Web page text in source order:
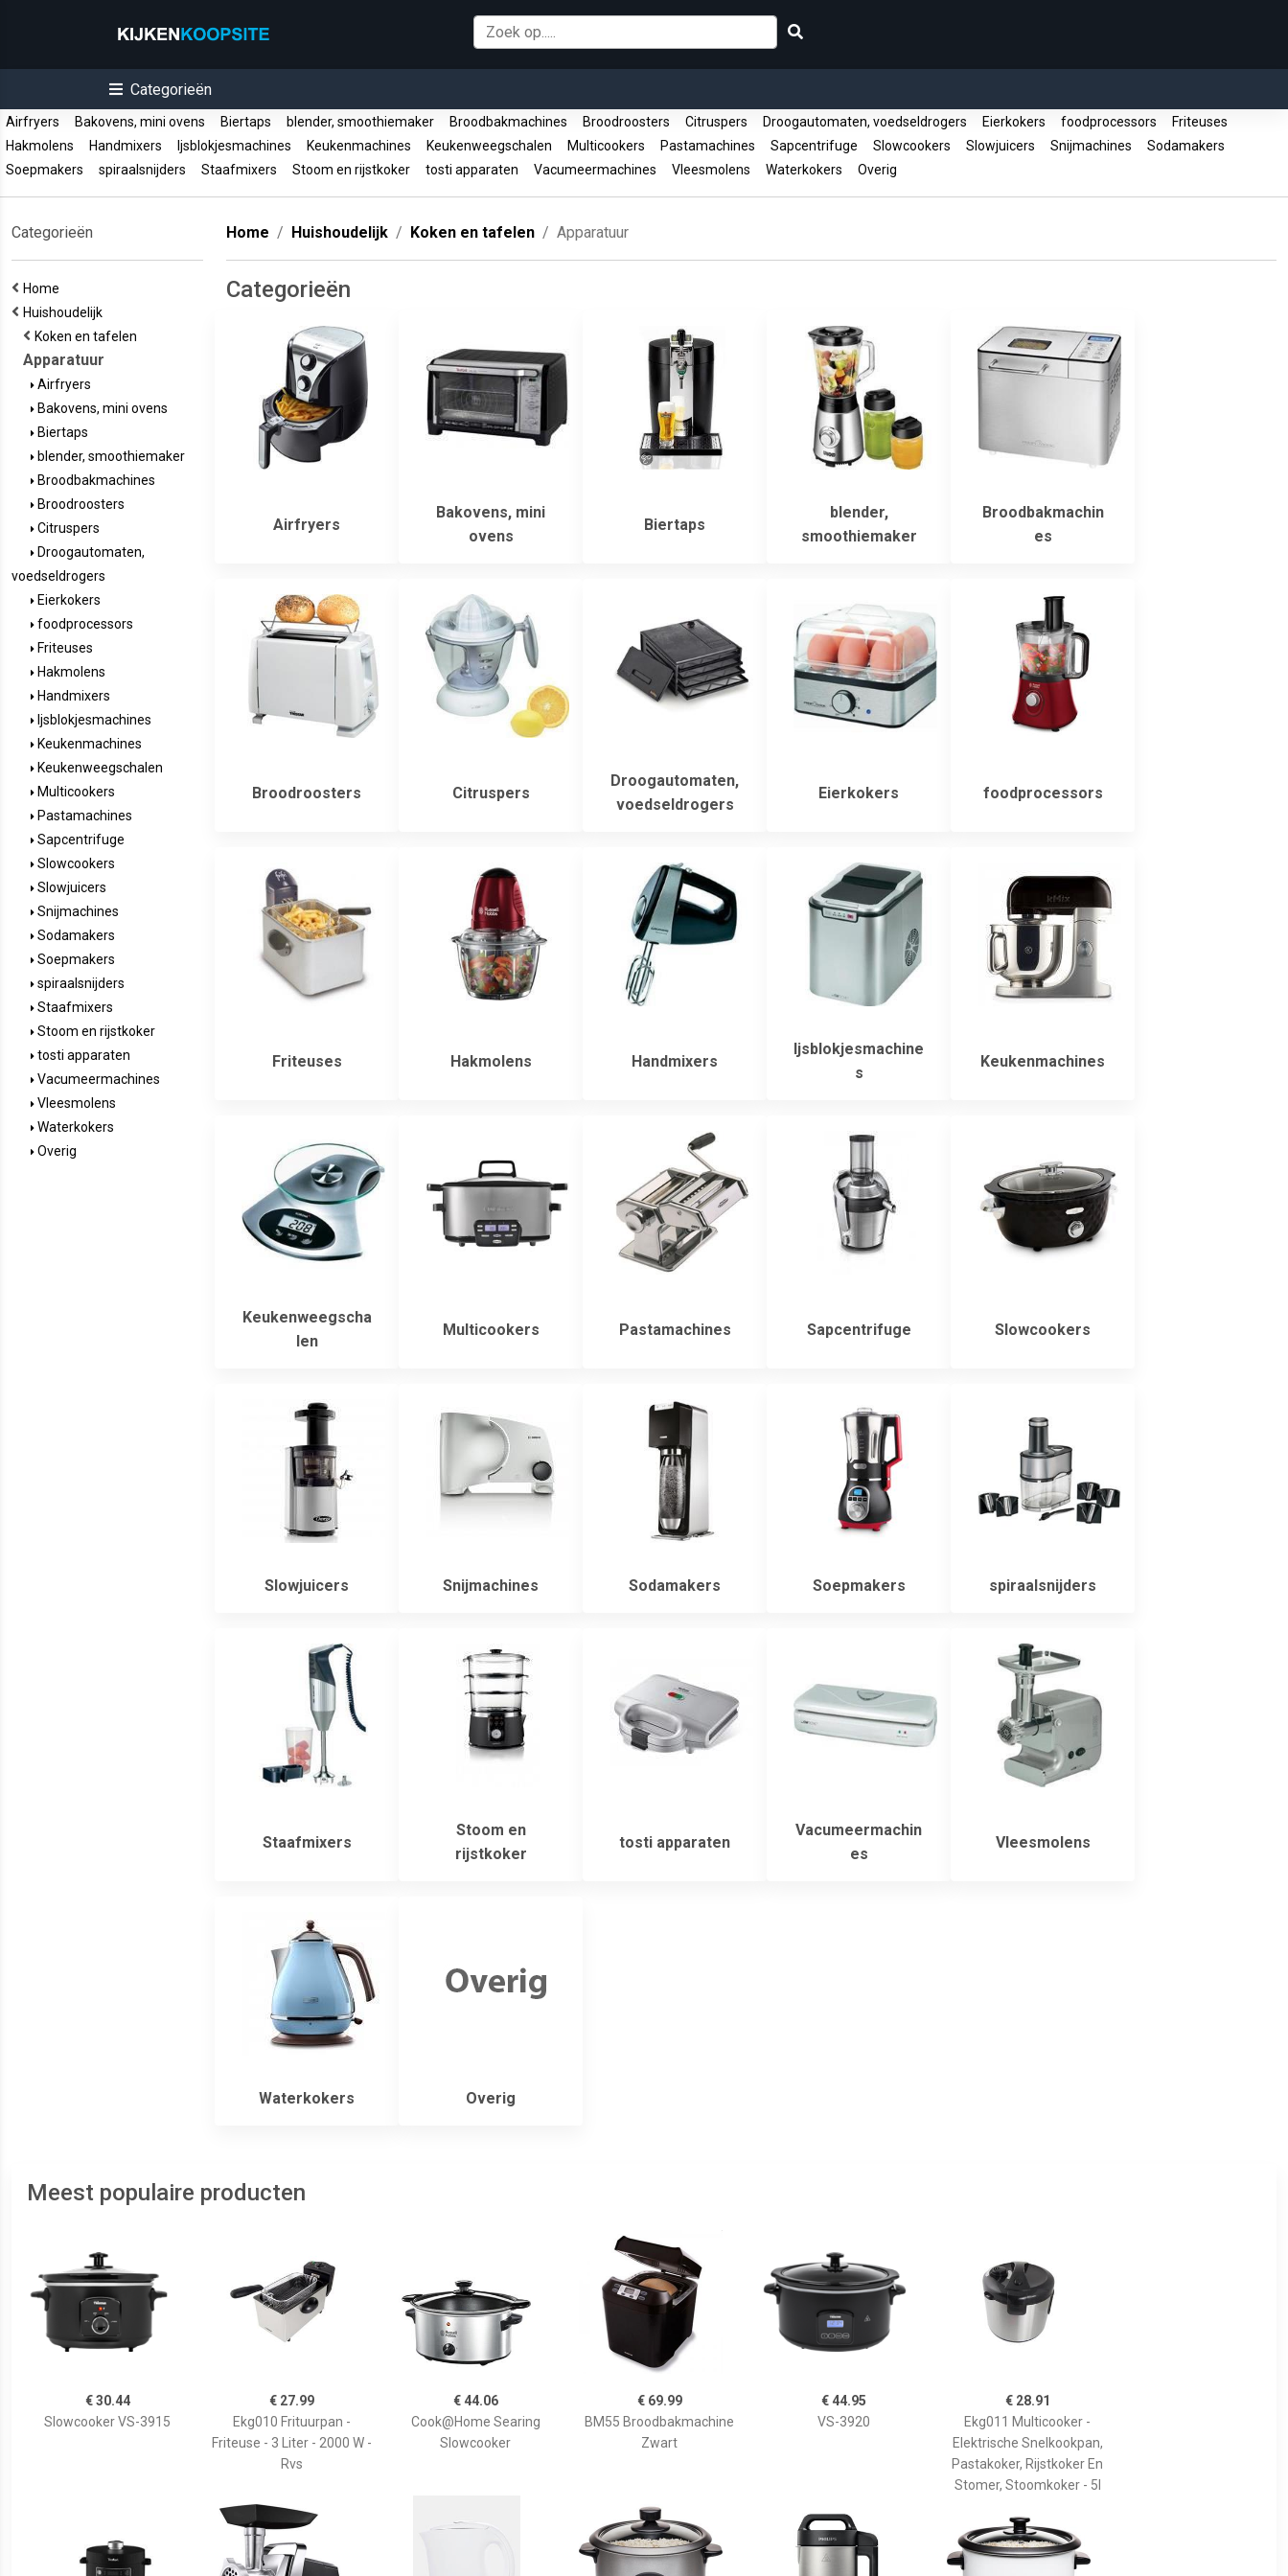
Categorieën
Airfryers Bakovens, mini ovens Biertaps blender, smoothiemaker Broodbakmachines Broodroosters Citruspers Droogautomaten, voedseldrogers Eierkokers foodprocessors
Friteuses
Hakmolens
Handmixers Ijsblokjesmachines Keukenmachines Keukenweegschalen Multicookers Pastamachines Sapcentrifuge Slowcookers Slowjuicers Snijmachines
Sodamakers
Soepmakers
spiraalsnijders Staafmixers Stoom en rijstkoker tosti apparaten Vacumeermachines Vleesmolens Waterkokers Overig
Categorieën
Home
Huishoudelijk
Koken en tafelen
Apparatuur
Airfryers
Bakovens, mini ovens
Biertaps
blender, smoothiemaker
Broodbakmachines
Broodroosters
Citruspers
Droogautomaten,
voedseldrogers
Eierkokers
foodprocessors
Friteuses
Hakmolens
Handmixers
Ijsblokjesmachines
Keukenmachines
Keukenweegschalen
Multicookers
Pastamachines
Sapcentrifuge
Slowcookers
Slowjuicers
Snijmachines
Sodamakers
Soepmakers
spiraalsnijders
Staafmixers
Stoom en rijstkoker
tosti apparaten
Vacumeermachines
Vleesmolens
Waterkokers
Overig
Home Huishoudelijk Koken en tafelen Apparatuur
Categorieën
Airfryers
Bakovens, mini
ovens
Biertaps
blender,
smoothiemaker
Broodbakmachin
es
Broodroosters Citruspers
Droogautomaten,
voedseldrogers
Eierkokers foodprocessors
Friteuses Hakmolens Handmixers
Ijsblokjesmachine
s
Keukenmachines
Keukenweegscha
len
Multicookers Pastamachines Sapcentrifuge Slowcookers
Slowjuicers Snijmachines Sodamakers Soepmakers spiraalsnijders
Staafmixers
Stoom en
rijstkoker
tosti apparaten
Vacumeermachin
es
Vleesmolens
Waterkokers Overig
Meest populaire producten
€ 30.44
Slowcooker VS-3915
€ 27.99
Ekg010 Frituurpan -
Friteuse - 3 Liter - 2000 W -
Rvs
€ 44.06
Cook@Home Searing
Slowcooker
€ 69.99
BM55 Broodbakmachine
Zwart
€ 44.95
VS-3920
€ 28.91
Ekg011 Multicooker -
Elektrische Snelkookpan,
Pastakoker, Rijstkoker En
Stomer, Stoomkoker - 5l